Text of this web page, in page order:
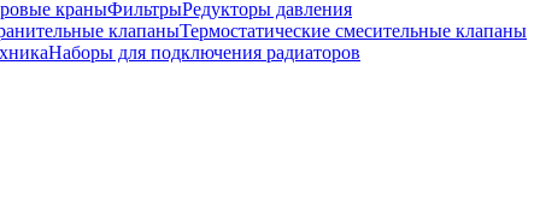
краныФильтрыРедукторы давления
клапаныТермостатические смесительные клапаны
Наборы для подключения радиаторов